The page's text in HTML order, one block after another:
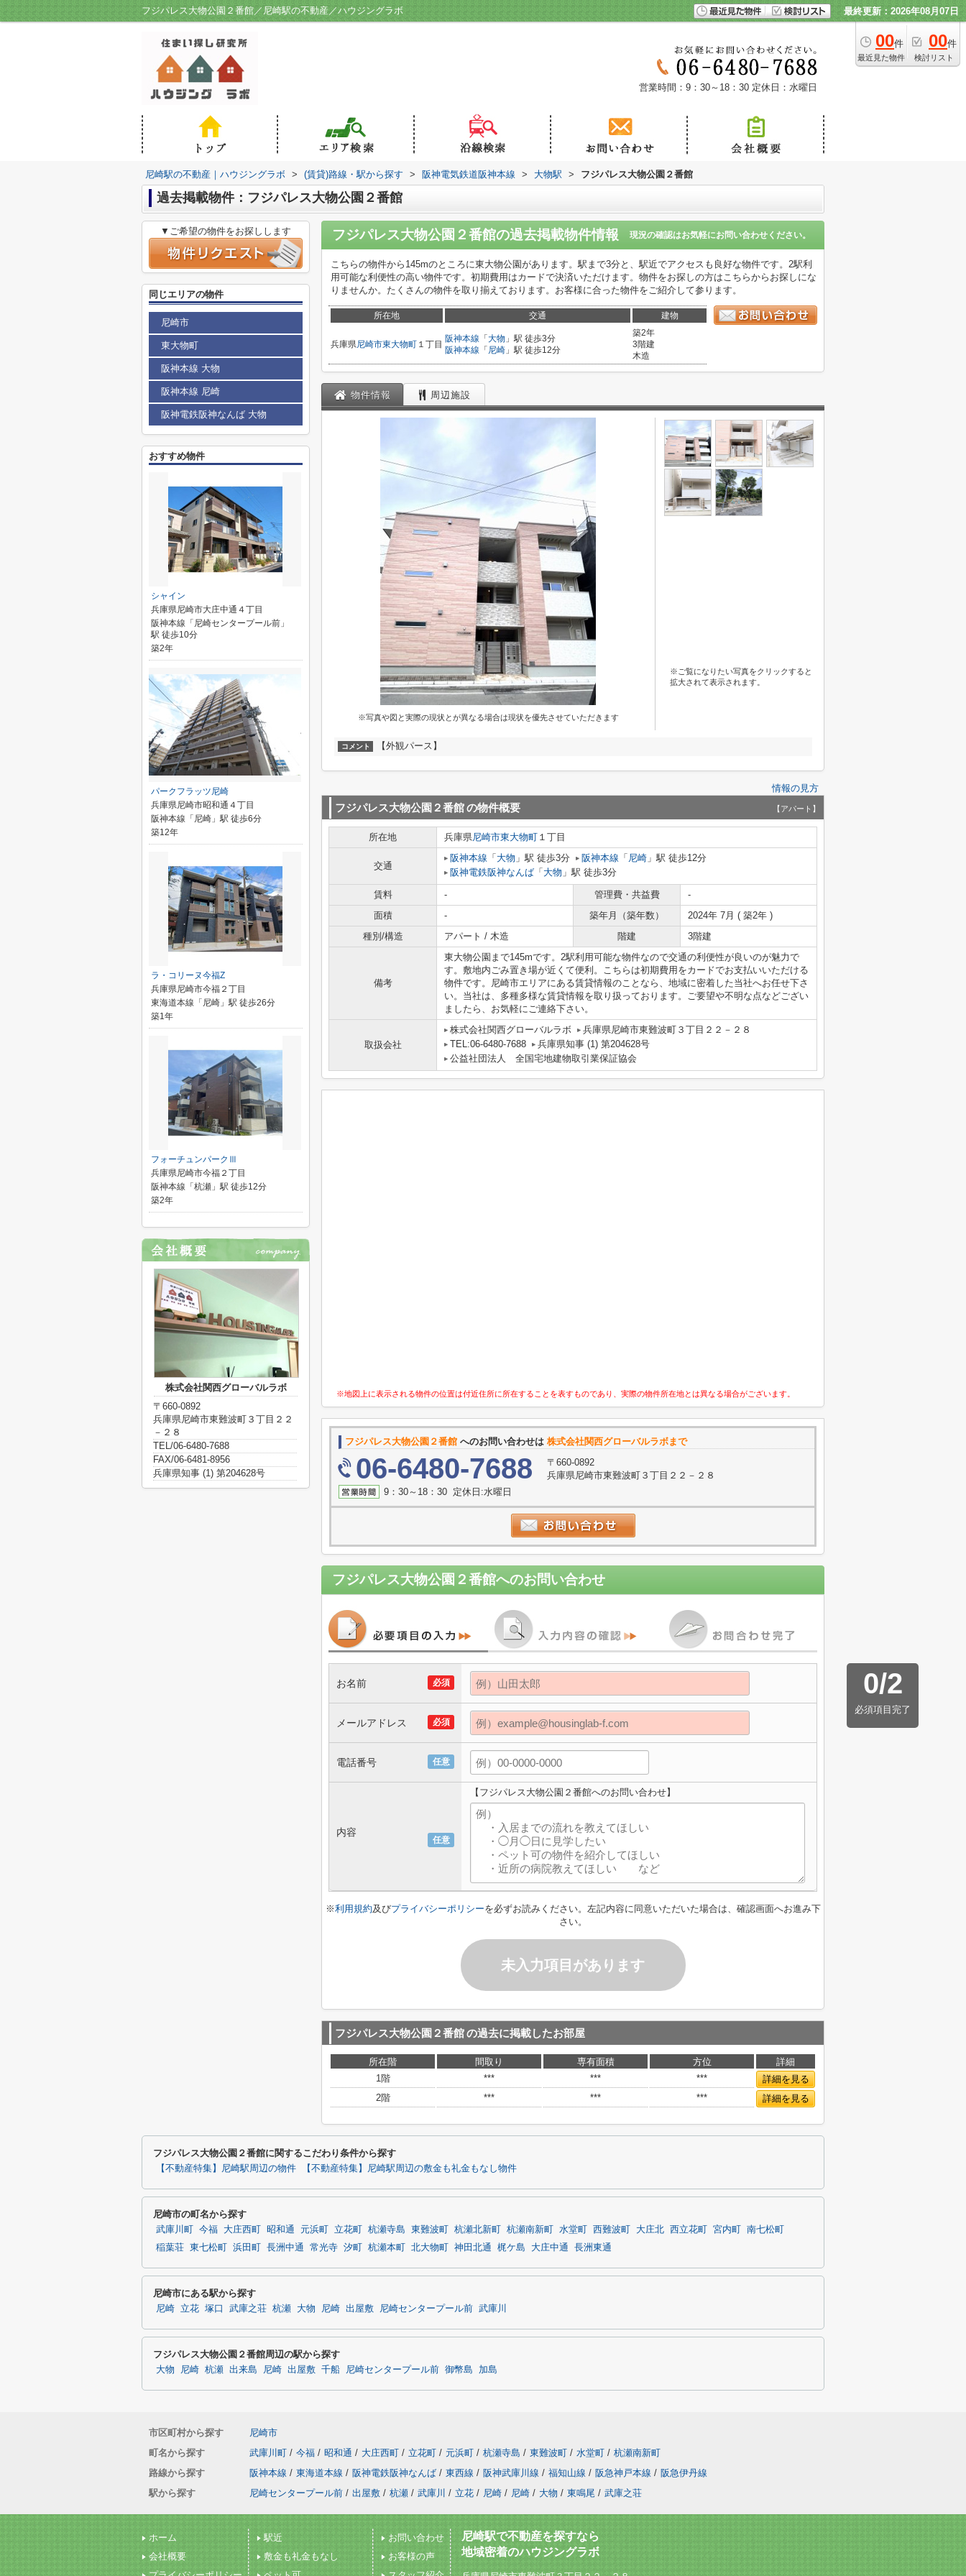
フジパレス大物公園２番館／尼崎駅の不動産／ハウジングラボ 最終更新：2026年08月07日
00件
最近見た物件
00件
検討リスト
営業時間：9：30～18：30 定休日：水曜日
尼崎駅の不動産｜ハウジングラボ > (賃貸)路線・駅から探す > 阪神電気鉄道阪神本線 > 大物駅 > フジパレス大物公園２番館
過去掲載物件：フジパレス大物公園２番館
フジパレス大物公園２番館の過去掲載物件情報 現況の確認はお気軽にお問い合わせください。
こちらの物件から145mのところに東大物公園があります。駅まで3分と、駅近でアクセスも良好な物件です。2駅利
用可能な利便性の高い物件です。初期費用はカードで決済いただけます。物件をお探しの方はこちらからお探しにな
りませんか。たくさんの物件を取り揃えております。お客様に合った物件をご紹介して参ります。
所在地 交通 建物
兵庫県尼崎市東大物町 １丁目
阪神本線 「 大物 」駅 徒歩3分
阪神本線 「 尼崎 」駅 徒歩12分
築2年
3階建
木造
物件情報 周辺施設
※写真や図と実際の現状とが異なる場合は現状を優先させていただきます
※ご覧になりたい写真をクリックすると
拡大されて表示されます。
コメント 【外観パース】
情報の見方
フジパレス大物公園２番館の物件概要 【アパート】
所在地 兵庫県尼崎市東大物町 １丁目
交通
阪神本線 「 大物 」駅 徒歩3分 阪神本線 「 尼崎 」駅 徒歩12分
阪神電鉄阪神なんば 「 大物 」駅 徒歩3分
賃料 - 管理費・共益費
-
面積
- 築年月（築年数）
2024年 7月 ( 築2年 )
種別/構造
アパート / 木造 階建 3階建
備考
東大物公園まで145mです。2駅利用可能な物件なので交通の利便性が良いのが魅力で
す。敷地内ごみ置き場が近くて便利。こちらは初期費用をカードでお支払いいただける
物件です。尼崎市エリアにある賃貸情報のことなら、地域に密着した当社へお任せ下さ
い。当社は、多種多様な賃貸情報を取り扱っております。ご要望や不明な点などござい
ましたら、お気軽にご連絡下さい。
取扱会社
株式会社関西グローバルラボ
兵庫県尼崎市東難波町３丁目２２－２８
TEL:06-6480-7688
兵庫県知事 (1) 第204628号
公益社団法人 全国宅地建物取引業保証協会
※地図上に表示される物件の位置は付近住所に所在することを表すものであり、実際の物件所在地とは異なる場合がございます。
フジパレス大物公園２番館 へのお問い合わせは 株式会社関西グローバルラボまで
06-6480-7688
〒660-0892
兵庫県尼崎市東難波町３丁目２２－２８
9：30～18：30 定休日:水曜日
フジパレス大物公園２番館へのお問い合わせ
0/2
必須項目完了
必須
お名前
必須
メールアドレス
任意
電話番号
任意
内容
【フジパレス大物公園２番館へのお問い合わせ】
※利用規約及びプライバシーポリシーを必ずお読みください。左記内容に同意いただいた場合は、確認画面へお進み下
さい。
未入力項目があります
フジパレス大物公園２番館の過去に掲載したお部屋
所在階 間取り 専有面積 方位
詳細
1階
*** *** ***
詳細を見る
2階
*** *** *** 詳細を見る
▼ご希望の物件をお探しします
同じエリアの物件
尼崎市
東大物町
阪神本線 大物
阪神本線 尼崎
阪神電鉄阪神なんば 大物
おすすめ物件
シャイン
兵庫県尼崎市大庄中通４丁目
阪神本線「尼崎センタープール前」
駅 徒歩10分
築2年
パークフラッツ尼崎
兵庫県尼崎市昭和通４丁目
阪神本線「尼崎」駅 徒歩6分
築12年
ラ・コリーヌ今福Z
兵庫県尼崎市今福２丁目
東海道本線「尼崎」駅 徒歩26分
築1年
フォーチュンパークⅢ
兵庫県尼崎市今福２丁目
阪神本線「杭瀬」駅 徒歩12分
築2年
株式会社関西グローバルラボ
〒660-0892
兵庫県尼崎市東難波町３丁目２２
－２８
TEL/06-6480-7688
FAX/06-6481-8956
兵庫県知事 (1) 第204628号
フジパレス大物公園２番館に関するこだわり条件から探す
【不動産特集】尼崎駅周辺の物件 【不動産特集】尼崎駅周辺の敷金も礼金もなし物件
尼崎市の町名から探す
武庫川町 今福 大庄西町 昭和通 元浜町 立花町 杭瀬寺島 東難波町 杭瀬北新町 杭瀬南新町 水堂町 西難波町 大庄北 西立花町 宮内町
南七松町
稲葉荘 東七松町 浜田町 長洲中通 常光寺 汐町 杭瀬本町 北大物町 神田北通 梶ケ島 大庄中通 長洲東通
尼崎市にある駅から探す
尼崎 立花 塚口 武庫之荘 杭瀬 大物 尼崎 出屋敷 尼崎センタープール前 武庫川
フジパレス大物公園２番館周辺の駅から探す
大物 尼崎 杭瀬 出来島 尼崎 出屋敷 千船 尼崎センタープール前 御幣島 加島
市区町村から探す
尼崎市
町名から探す
武庫川町 / 今福 / 昭和通 / 大庄西町 / 立花町 / 元浜町 / 杭瀬寺島 / 東難波町 / 水堂町 / 杭瀬南新町
路線から探す
阪神本線 / 東海道本線 / 阪神電鉄阪神なんば / 東西線 / 阪神武庫川線 / 福知山線 / 阪急神戸本線 / 阪急伊丹線
駅から探す
尼崎センタープール前 / 出屋敷 / 杭瀬 / 武庫川 / 立花 / 尼崎 / 尼崎 / 大物 / 東鳴尾 / 武庫之荘
ホーム
会社概要
駅近
敷金も礼金もなし
お問い合わせ
お客様の声
尼崎駅で不動産を探すなら
地域密着のハウジングラボ